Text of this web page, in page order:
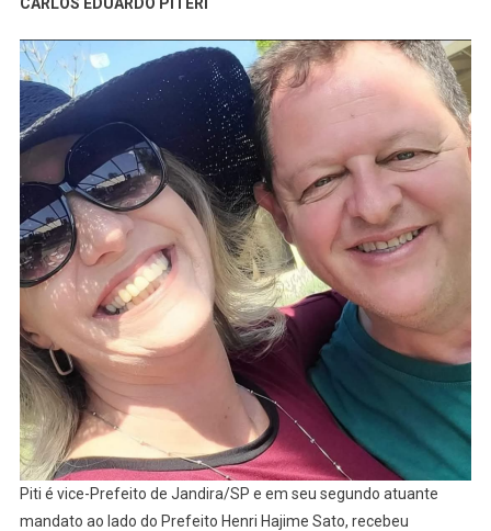
Piti é vice-Prefeito de Jandira/SP e em seu segundo atuante
mandato ao lado do Prefeito Henri Hajime Sato, recebeu